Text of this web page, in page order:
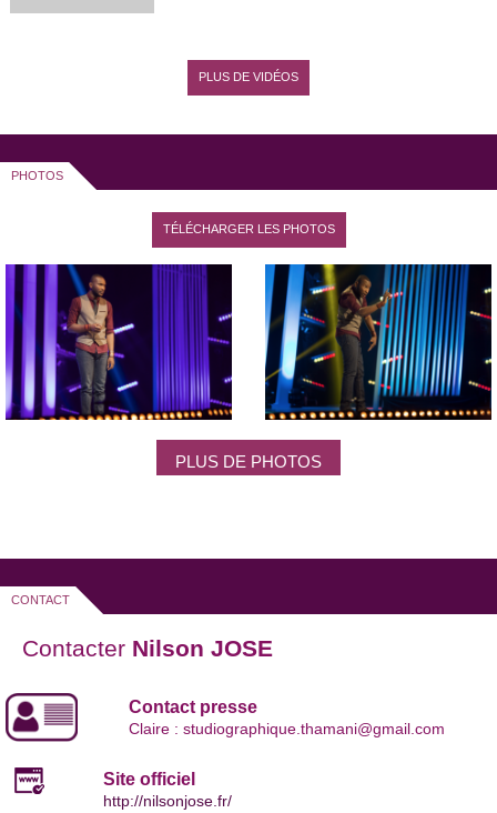
PLUS DE VIDÉOS
PHOTOS
TÉLÉCHARGER LES PHOTOS
PLUS DE PHOTOS
CONTACT
Contacter Nilson JOSE
Contact presse
Claire : studiographique.thamani@gmail.com
Site officiel
http://nilsonjose.fr/